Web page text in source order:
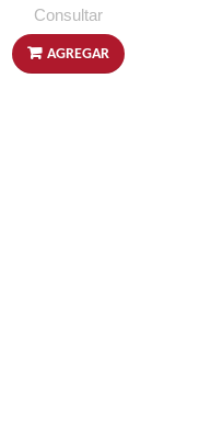
Consultar
AGREGAR